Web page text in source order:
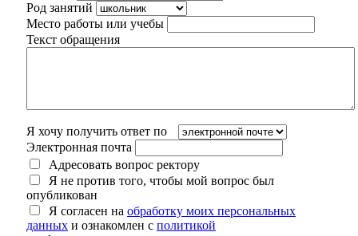
Род занятий
Место работы или учебы
Текст обращения
Я хочу получить ответ по
Электронная почта
Адресовать вопрос ректору
Я не против того, чтобы мой вопрос был
опубликован
Я согласен на обработку моих персональных
данных и ознакомлен с политикой